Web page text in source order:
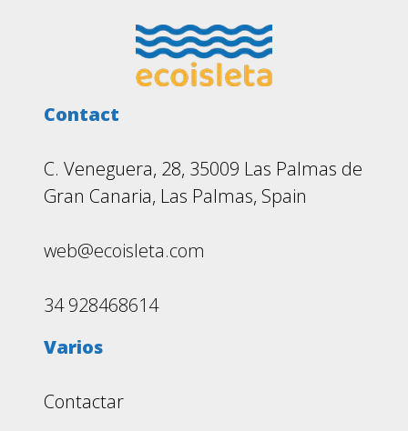
Contact
C. Veneguera, 28, 35009 Las Palmas de
Gran Canaria, Las Palmas, Spain
web@ecoisleta.com
34 928468614
Varios
Contactar